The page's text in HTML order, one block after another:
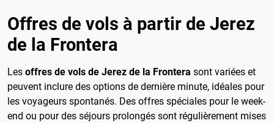
Offres de vols à partir de Jerez
de la Frontera
Les offres de vols de Jerez de la Frontera sont variées et
peuvent inclure des options de dernière minute, idéales pour
les voyageurs spontanés. Des offres spéciales pour le week-
end ou pour des séjours prolongés sont régulièrement mises